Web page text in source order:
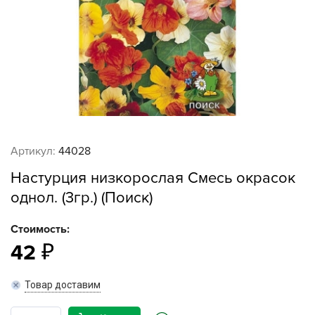
Артикул: 44028
Настурция низкорослая Смесь окрасок
однол. (3гр.) (Поиск)
Стоимость:
42
Товар доставим